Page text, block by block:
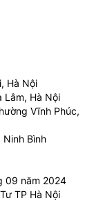
Hà Nội
Lâm, Hà Nội
Vĩnh Phúc,
Ninh Bình
09 năm 2024
TP Hà Nội